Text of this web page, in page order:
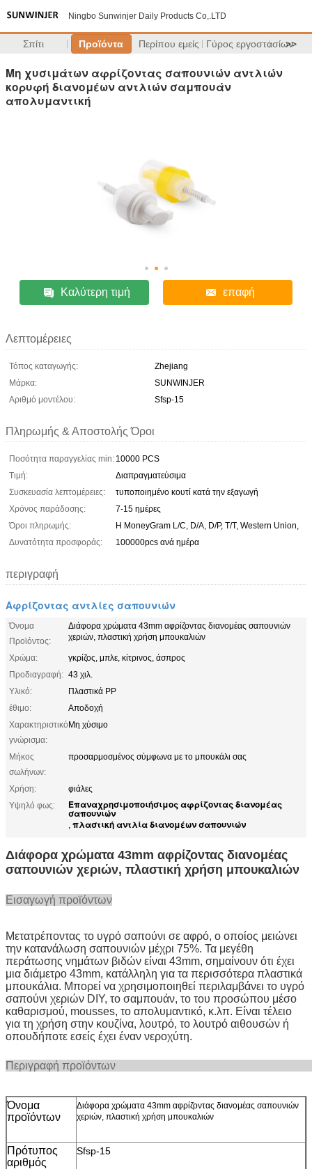
Ningbo Sunwinjer Daily Products Co,.LTD
Σπίτι Προϊόντα Περίπου εμείς Γύρος εργοστασίων
>>
Μη χυσιμάτων αφρίζοντας σαπουνιών αντλιών
κορυφή διανομέων αντλιών σαμπουάν
απολυμαντική
Καλύτερη τιμή επαφή
Λεπτομέρειες
Τόπος καταγωγής:
Zhejiang
Μάρκα:
SUNWINJER
Αριθμό μοντέλου:
Sfsp-15
Πληρωμής & Αποστολής Όροι
Ποσότητα παραγγελίας min: 10000 PCS
Τιμή:
Διαπραγματεύσιμα
Συσκευασία λεπτομέρειες:
τυποποιημένο κουτί κατά την εξαγωγή
Χρόνος παράδοσης:
7-15 ημέρες
Όροι πληρωμής:
Η MoneyGram L/C, D/A, D/P, T/T, Western Union,
Δυνατότητα προσφοράς:
100000pcs ανά ημέρα
περιγραφή
Αφρίζοντας αντλίες σαπουνιών
Όνομα
Προϊόντος:
Διάφορα χρώματα 43mm αφρίζοντας διανομέας σαπουνιών
χεριών, πλαστική χρήση μπουκαλιών
Χρώμα:
γκρίζος, μπλε, κίτρινος, άσπρος
Προδιαγραφή: 43 χιλ.
Υλικό:
Πλαστικά PP
έθιμο:
Αποδοχή
Χαρακτηριστικό
γνώρισμα:
Μη χύσιμο
Μήκος
σωλήνων:
προσαρμοσμένος σύμφωνα με το μπουκάλι σας
Χρήση:
φιάλες
Υψηλό φως:
Επαναχρησιμοποιήσιμος αφρίζοντας διανομέας
σαπουνιών
, πλαστική αντλία διανομέων σαπουνιών
Διάφορα χρώματα 43mm αφρίζοντας διανομέας
σαπουνιών χεριών, πλαστική χρήση μπουκαλιών
Εισαγωγή προϊόντων
Μετατρέποντας το υγρό σαπούνι σε αφρό, ο οποίος μειώνει
την κατανάλωση σαπουνιών μέχρι 75%. Τα μεγέθη
περάτωσης νημάτων βιδών είναι 43mm, σημαίνουν ότι έχει
μια διάμετρο 43mm, κατάλληλη για τα περισσότερα πλαστικά
μπουκάλια. Μπορεί να χρησιμοποιηθεί περιλαμβάνει το υγρό
σαπούνι χεριών DIY, το σαμπουάν, το του προσώπου μέσο
καθαρισμού, mousses, το απολυμαντικό, κ.λπ. Είναι τέλειο
για τη χρήση στην κουζίνα, λουτρό, το λουτρό αιθουσών ή
οπουδήποτε εσείς έχει έναν νεροχύτη.
Περιγραφή
Όνομα
προϊόντων
Διάφορα χρώματα 43mm αφρίζοντας διανομέας σαπουνιών
χεριών, πλαστική χρήση μπουκαλιών
Πρότυπος
αριθμός
Sfsp-15